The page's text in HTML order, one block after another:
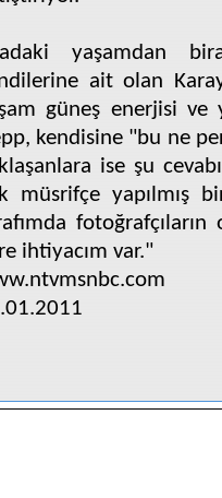
yaşamdan
ait olan
güneş enerjisi
kendisine "bu ne
ise şu
müsrifçe yapılmış
ihtiyacım var."